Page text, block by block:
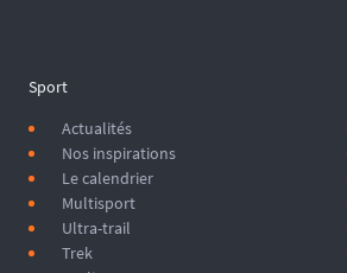
Sport
Actualités
Nos inspirations
Le calendrier
Multisport
Ultra-trail
Trek